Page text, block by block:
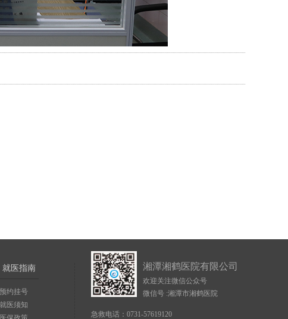
就医指南
预约挂号
就医须知
湘潭湘鹤医院有限公司
欢迎关注微信公众号
微信号 :湘潭市湘鹤医院
急救电话：0731-57619120